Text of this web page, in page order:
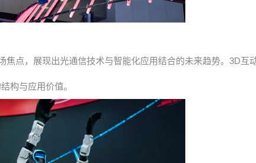
点，展现出光通信技术与智能化应用结合的未来趋势。3D互
构与应用价值。